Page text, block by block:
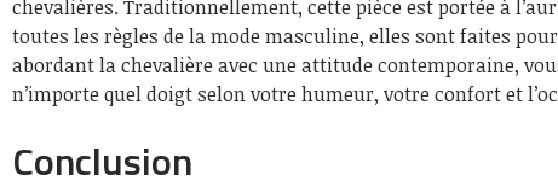
chevalières. Traditionnellement, cette pièce est portée à
toutes les règles de la mode masculine, elles sont faites
abordant la chevalière avec une attitude contemporaine,
n’importe quel doigt selon votre humeur, votre confort et
Conclusion